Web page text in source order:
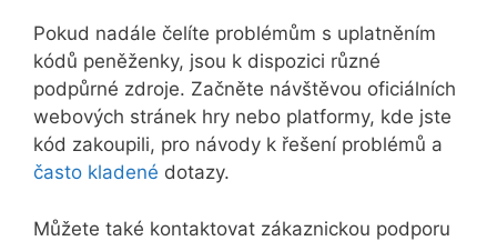
Pokud nadále čelíte problémům s uplatněním
kódů peněženky, jsou k dispozici různé
podpůrné zdroje. Začněte návštěvou oficiálních
webových stránek hry nebo platformy, kde jste
kód zakoupili, pro návody k řešení problémů a
často kladené dotazy.
Můžete také kontaktovat zákaznickou podporu